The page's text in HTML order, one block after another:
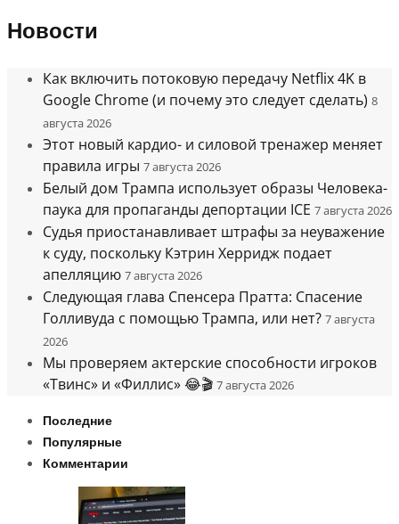
Новости
Как включить потоковую передачу Netflix 4K в
Google Chrome (и почему это следует сделать) 8
августа 2026
Этот новый кардио- и силовой тренажер меняет
правила игры 7 августа 2026
Белый дом Трампа использует образы Человека-
паука для пропаганды депортации ICE 7 августа 2026
Судья приостанавливает штрафы за неуважение
к суду, поскольку Кэтрин Херридж подает
апелляцию 7 августа 2026
Следующая глава Спенсера Пратта: Спасение
Голливуда с помощью Трампа, или нет? 7 августа
2026
Мы проверяем актерские способности игроков
«Твинс» и «Филлис» 😂🎬 7 августа 2026
Последние
Популярные
Комментарии